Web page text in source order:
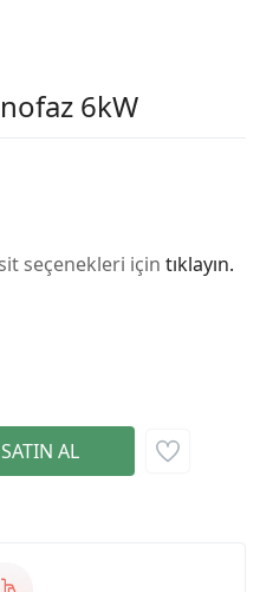
6kW
seçenekleri için tıklayın.